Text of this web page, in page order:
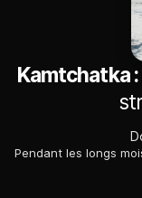
Kamtchatka